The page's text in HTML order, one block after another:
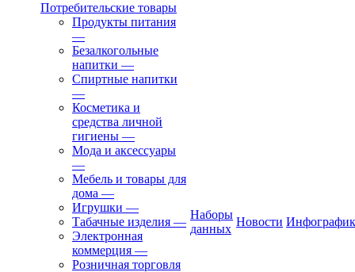
Потребительские товары
Продукты питания
—
Безалкогольные
напитки —
Спиртные напитки
—
Косметика и
средства личной
гигиены —
Мода и аксессуары
—
Мебель и товары для
дома —
Игрушки —
Табачные изделия —
Электронная
коммерция —
Розничная торговля
Наборы
данных
Новости